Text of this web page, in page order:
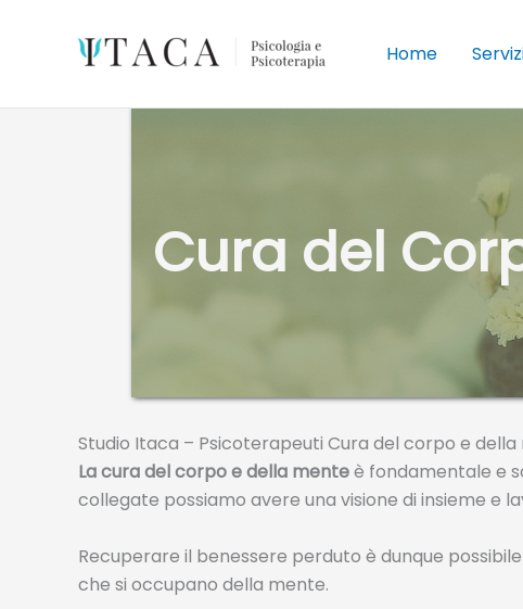
contenuto
Home
Cura del
Studio Itaca – Psicoterapeuti Cura del corpo e
La cura del corpo e della menteè fondamentale e
collegate possiamo avere una visione di insieme e
Recuperare il benessere perduto è dunque
che si occupano della mente.